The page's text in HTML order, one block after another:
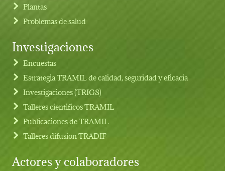
Footer menu
Plantas
Problemas de salud
Investigaciones
Encuestas
Estrategia TRAMIL de calidad, seguridad y eficacia
Investigaciones (TRIGS)
Talleres cientificos TRAMIL
Publicaciones de TRAMIL
Talleres difusion TRADIF
Actores y colaboradores